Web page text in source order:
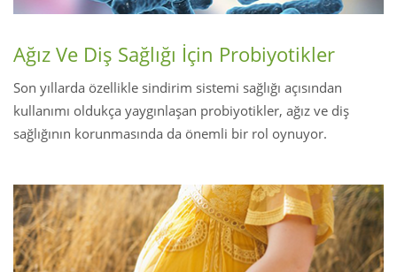
Ağız Ve Diş Sağlığı İçin Probiyotikler
Son yıllarda özellikle sindirim sistemi sağlığı açısından
kullanımı oldukça yaygınlaşan probiyotikler, ağız ve diş
sağlığının korunmasında da önemli bir rol oynuyor.